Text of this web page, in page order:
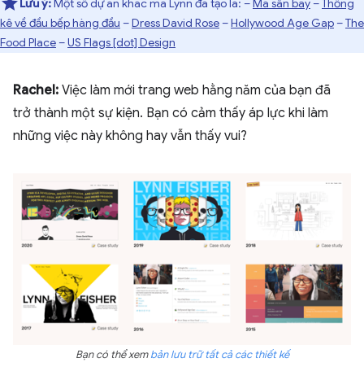
Lưu ý: Một số dự án khác mà Lynn đã tạo là: – Mã sân bay –
Thống
kê về đầu bếp hàng đầu –Dress David Rose –Hollywood Age Gap –The
Food Place –US Flags [dot] Design
Rachel: Việc làm mới trang web hằng năm của bạn đã
trở thành một sự kiện. Bạn có cảm thấy áp lực khi làm
những việc này không hay vẫn thấy vui?
Bạn có thể xembản lưu trữ tất cả các thiết kế